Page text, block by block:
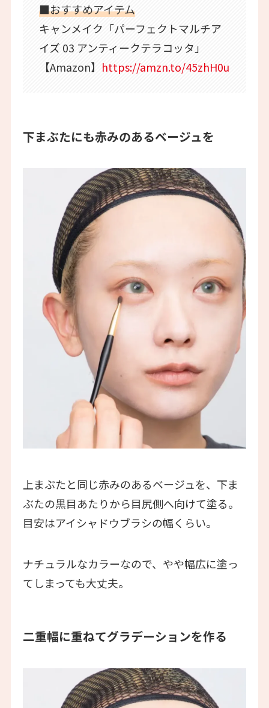
■おすすめアイテム
キャンメイク「パーフェクトマルチア
イズ 03 アンティークテラコッタ」
【Amazon】 https://amzn.to/45zhH0u
下まぶたにも赤みのあるベージュを
上まぶたと同じ赤みのあるベージュを、下ま
ぶたの黒目あたりから目尻側へ向けて塗る。
目安はアイシャドウブラシの幅くらい。
ナチュラルなカラーなので、やや幅広に塗っ
てしまっても大丈夫。
二重幅に重ねてグラデーションを作る